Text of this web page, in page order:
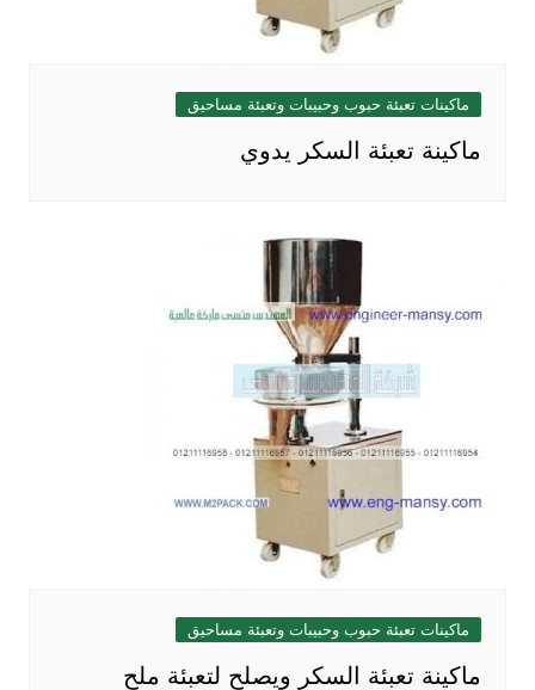
ماكينات تعبئة حبوب وحبيبات وتعبئة مساحيق
ماكينة تعبئة السكر يدوي
ماكينات تعبئة حبوب وحبيبات وتعبئة مساحيق
ماكينة تعبئة السكر ويصلح لتعبئة ملح